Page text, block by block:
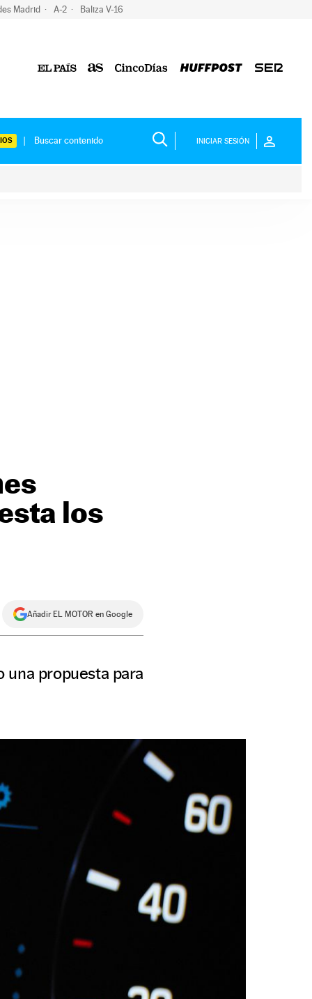
Madrid A-2 Baliza V-16
INICIAR SESIÓN
los
Añadir EL MOTOR en Google
una propuesta para